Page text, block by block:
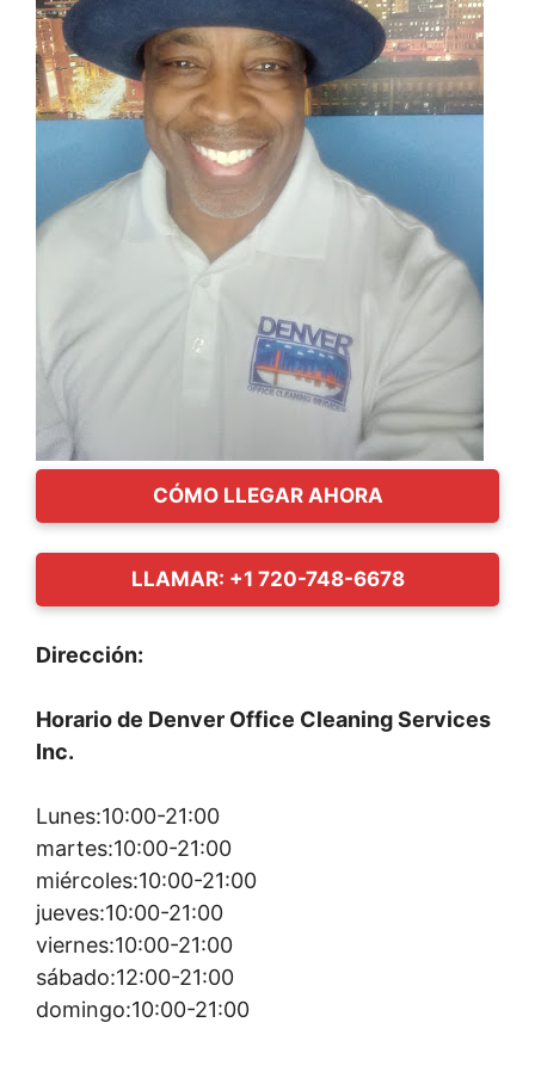
CÓMO LLEGAR AHORA
LLAMAR: +1 720-748-6678
Dirección:
Horario de Denver Office Cleaning Services
Inc.
Lunes:10:00-21:00
martes:10:00-21:00
miércoles:10:00-21:00
jueves:10:00-21:00
viernes:10:00-21:00
sábado:12:00-21:00
domingo:10:00-21:00